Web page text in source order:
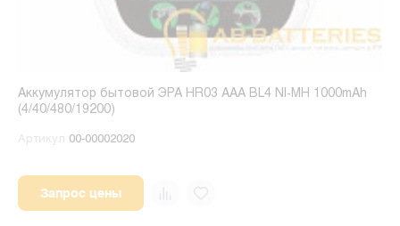
Аккумулятор бытовой ЭРА HR03 AAA BL4 NI-MH 1000mAh
(4/40/480/19200)
Артикул 00-00002020
Запрос цены